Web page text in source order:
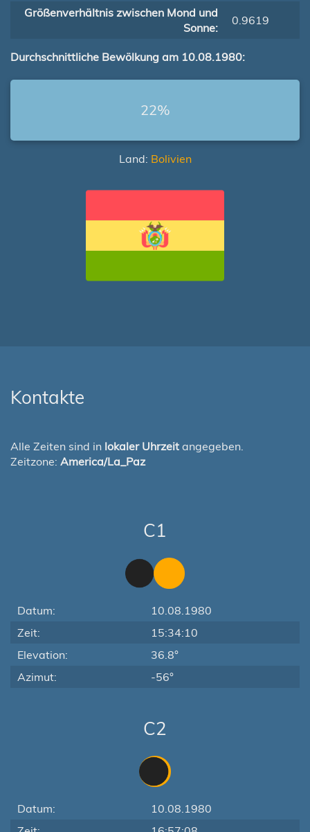
Größenverhältnis zwischen Mond und
Sonne:
0.9619
Durchschnittliche Bewölkung am 10.08.1980:
22%
Land: Bolivien
Kontakte
Alle Zeiten sind in lokaler Uhrzeit angegeben.
Zeitzone: America/La_Paz
C1
Datum:
10.08.1980
Zeit:
15:34:10
Elevation:
36.8°
Azimut:
-56°
C2
Datum:
10.08.1980